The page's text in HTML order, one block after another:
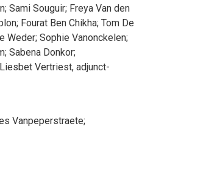
; Sami Souguir; Freya Van den
; Fourat Ben Chikha; Tom De
Weder; Sophie Vanonckelen;
; Sabena Donkor;
Liesbet Vertriest, adjunct-
Vanpeperstraete;